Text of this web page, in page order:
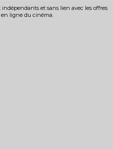
et sans lien avec les offres
ligne du cinéma.